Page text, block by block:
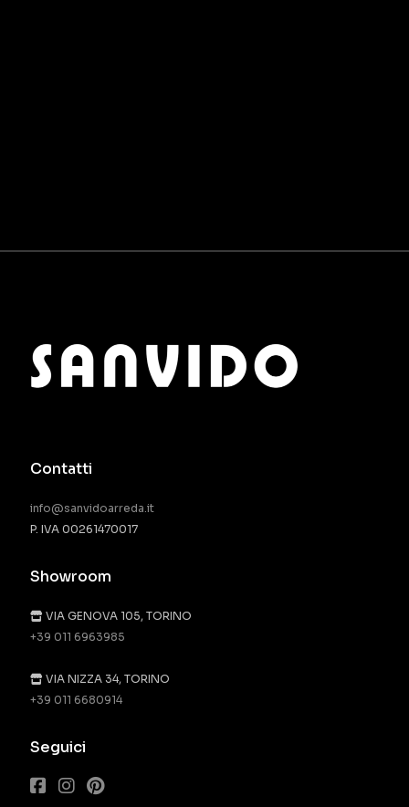
Contatti
info@sanvidoarreda.it
P. IVA 00261470017
Showroom
VIA GENOVA 105, TORINO
+39 011 6963985
VIA NIZZA 34, TORINO
+39 011 6680914
Seguici